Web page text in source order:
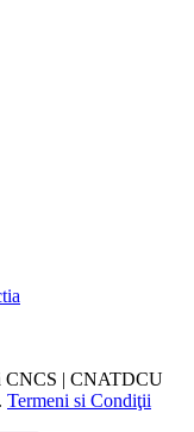
CNCS | CNATDCU
Termeni si Condiţii